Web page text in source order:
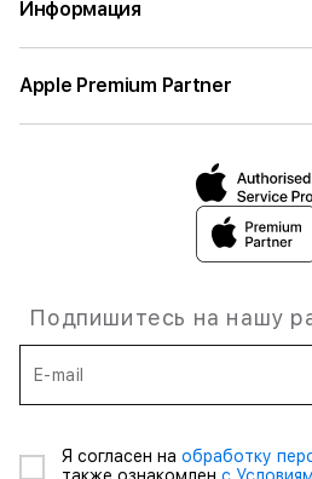
Информация
Apple Premium Partner
Подпишитесь на нашу
E-mail
Я согласен на обработку